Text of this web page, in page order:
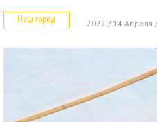
Наш город 2022 / 14 Апреля